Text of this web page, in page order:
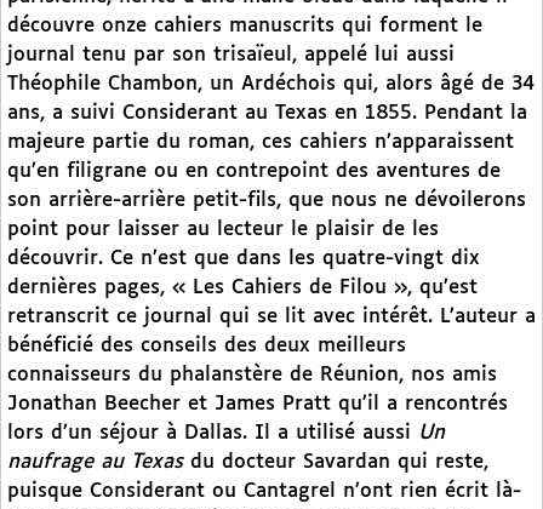
découvre onze cahiers manuscrits qui forment le
journal tenu par son trisaïeul, appelé lui aussi
Théophile Chambon, un Ardéchois qui, alors âgé de 34
ans, a suivi Considerant au Texas en 1855. Pendant la
majeure partie du roman, ces cahiers n’apparaissent
qu’en filigrane ou en contrepoint des aventures de
son arrière-arrière petit-fils, que nous ne dévoilerons
point pour laisser au lecteur le plaisir de les
découvrir. Ce n’est que dans les quatre-vingt dix
dernières pages, « Les Cahiers de Filou », qu’est
retranscrit ce journal qui se lit avec intérêt. L’auteur a
bénéficié des conseils des deux meilleurs
connaisseurs du phalanstère de Réunion, nos amis
Jonathan Beecher et James Pratt qu’il a rencontrés
lors d’un séjour à Dallas. Il a utilisé aussi Un
naufrage au Texasdu docteur Savardan qui reste,
puisque Considerant ou Cantagrel n’ont rien écrit là-